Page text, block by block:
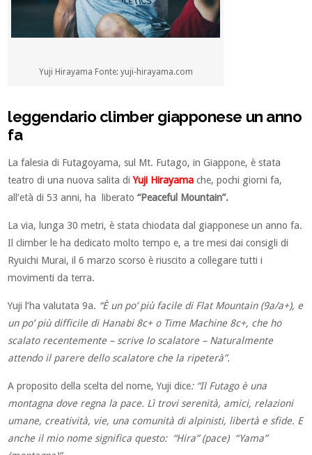
Yuji Hirayama Fonte: yuji-hirayama.com
leggendario climber giapponese un anno
fa
La falesia di Futagoyama, sul Mt. Futago, in Giappone, è stata
teatro di una nuova salita diYuji Hirayama che, pochi giorni fa,
all’età di 53 anni, ha liberato“Peaceful Mountain”.
La via, lunga 30 metri, è stata chiodata dal giapponese un anno fa.
Il climber le ha dedicato molto tempo e, a tre mesi dai consigli di
Ryuichi Murai, il 6 marzo scorso è riuscito a collegare tutti i
movimenti da terra.
Yuji l’ha valutata 9a. “È un po’ più facile di Flat Mountain (9a/a+), e
un po’ più difficile di Hanabi 8c+ o Time Machine 8c+, che ho
scalato recentemente – scrive lo scalatore – Naturalmente
attendo il parere dello scalatore che la ripeterà”.
A proposito della scelta del nome, Yuji dice: “Il Futago è una
montagna dove regna la pace. Lì trovi serenità, amici, relazioni
umane, creatività, vie, una comunità di alpinisti, libertà e sfide. E
anche il mio nome significa questo: “Hira” (pace) “Yama”